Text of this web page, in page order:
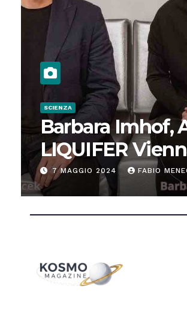
SCIENZA
Barbara Imhof,
LIQUIFER
“Progettiamo
7 MAGGIO 2024 FABIO